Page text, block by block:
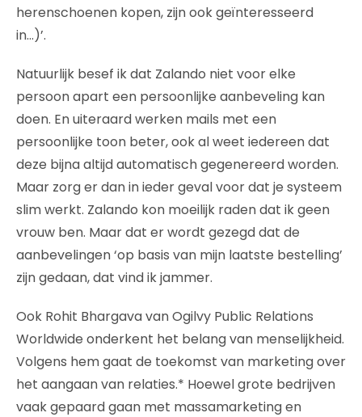
herenschoenen kopen, zijn ook geïnteresseerd
in…)’.
Natuurlijk besef ik dat Zalando niet voor elke
persoon apart een persoonlijke aanbeveling kan
doen. En uiteraard werken mails met een
persoonlijke toon beter, ook al weet iedereen dat
deze bijna altijd automatisch gegenereerd worden.
Maar zorg er dan in ieder geval voor dat je systeem
slim werkt. Zalando kon moeilijk raden dat ik geen
vrouw ben. Maar dat er wordt gezegd dat de
aanbevelingen ‘op basis van mijn laatste bestelling’
zijn gedaan, dat vind ik jammer.
Ook Rohit Bhargava van Ogilvy Public Relations
Worldwide onderkent het belang van menselijkheid.
Volgens hem gaat de toekomst van marketing over
het aangaan van relaties.* Hoewel grote bedrijven
vaak gepaard gaan met massamarketing en